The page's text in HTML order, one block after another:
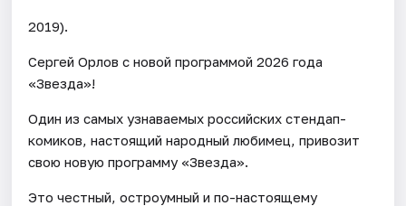
2019).
Сергей Орлов с новой программой 2026 года
«Звезда»!
Один из самых узнаваемых российских стендап-
комиков, настоящий народный любимец, привозит
свою новую программу «Звезда».
Это честный, остроумный и по-настоящему